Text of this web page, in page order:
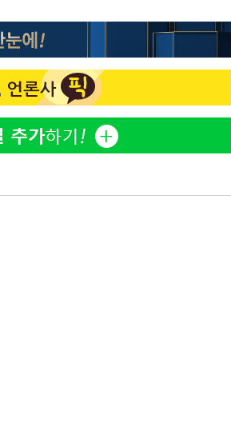
2
축구협회, 15년 전
재는 내부 지침 준
3
김지수, '여행사
니…"
4
축구협회 '성접대'
5
[속보] 뉴욕증시,